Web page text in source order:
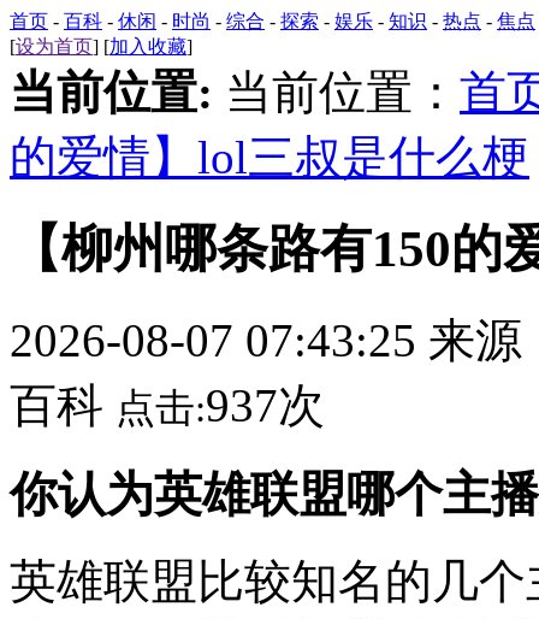
首页 - 百科 - 休闲 - 时尚 - 综合 - 探索 - 娱乐 - 知识 - 热点 - 焦点
[设为首页] [加入收藏]
当前位置: 当前位置： 首
的爱情】lol三叔是什么梗
【柳州哪条路有150
2026-08-07 07:43:25 来源
百科 点击:937次
你认为英雄联盟哪个主
英雄联盟比较知名的几